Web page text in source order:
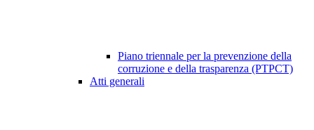
Piano triennale per la prevenzione della
corruzione e della trasparenza (PTPCT)
Atti generali